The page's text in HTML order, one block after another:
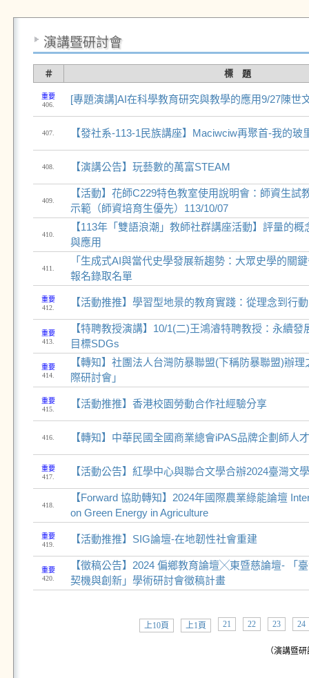
演講暨研討會
＃ 標 題
重要
406.
[專題演講]AI在科學教育研究與教學的應用9/27陳世
407. 【發社系-113-1民族講座】Maciwciw再聚首-我的玻
408. 【演講公告】玩藝數的萬富STEAM
409.
【活動】花師C229特色教室使用說明會：師資生試
示範（師資培育生優先）113/10/07
410.
【113年「雙語浪潮」教師社群講座活動】評量的
與應用
411.
「生成式AI與當代史學發展新趨勢：大眾史學的關
報名錄取名單
重要
412.
【活動推推】學習型地景的教育實踐：從理念到行
重要
413.
【特聘教授演講】10/1(二)王鴻濬特聘教授：永續
目標SDGs
重要
414.
【轉知】社團法人台灣防暴聯盟(下稱防暴聯盟)辦
際研討會」
重要
415.
【活動推推】香港校園勞動合作社經驗分享
416. 【轉知】中華民國全國商業總會iPAS品牌企劃師人
重要
417.
【活動公告】紅學中心與聯合文學合辦2024臺灣文
418.
【Forward 協助轉知】2024年國際農業綠能論壇
on Green Energy in Agriculture
重要
419.
【活動推推】SIG論壇-在地韌性社會重建
重要
420.
【徵稿公告】2024 偏鄉教育論壇╳東暨慈論壇- 「
契機與創新」學術研討會徵稿計畫
上10頁 上1頁 21 22 23 24
（演講暨